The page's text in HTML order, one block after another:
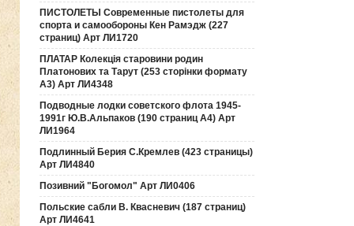
ПИСТОЛЕТЫ Современные пистолеты для
спорта и самообороны Кен Рамэдж (227
страниц) Арт ЛИ1720
ПЛАТАР Колекція старовини родин
Платонових та Тарут (253 сторінки формату
А3) Арт ЛИ4348
Подводные лодки советского флота 1945-
1991г Ю.В.Альпаков (190 страниц А4) Арт
ЛИ1964
Подлинный Берия С.Кремлев (423 страницы)
Арт ЛИ4840
Позивний "Богомол" Арт ЛИ0406
Польские сабли В. Квасневич (187 страниц)
Арт ЛИ4641